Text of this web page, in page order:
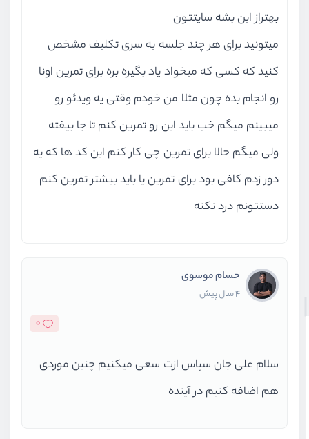
پیاده سازی پروژه دوم - بخش سوم
ویدیو آموزشی 58:00
ویدیو آموزشی 47:30
پیاده سازی پروژه دوم - بخش آخر
ویدیو آموزشی 40:55
بهتراز این بشه سایتتون
میتونید برای هر چند جلسه یه سری تکلیف مشخص
کنید که کسی که میخواد یاد بگیره بره برای تمرین اونا
رو انجام بده چون مثلا من خودم وقتی یه ویدئو رو
میبینم میگم خب باید این رو تمرین کنم تا جا بیفته
ولی میگم حالا برای تمرین چی کار کنم این کد ها که یه
دور زدم کافی بود برای تمرین یا باید بیشتر تمرین کنم
دستتونم درد نکنه
حسام موسوی
4 سال پیش
0
سلام علی جان سپاس ازت سعی میکنیم چنین موردی
هم اضافه کنیم در آینده